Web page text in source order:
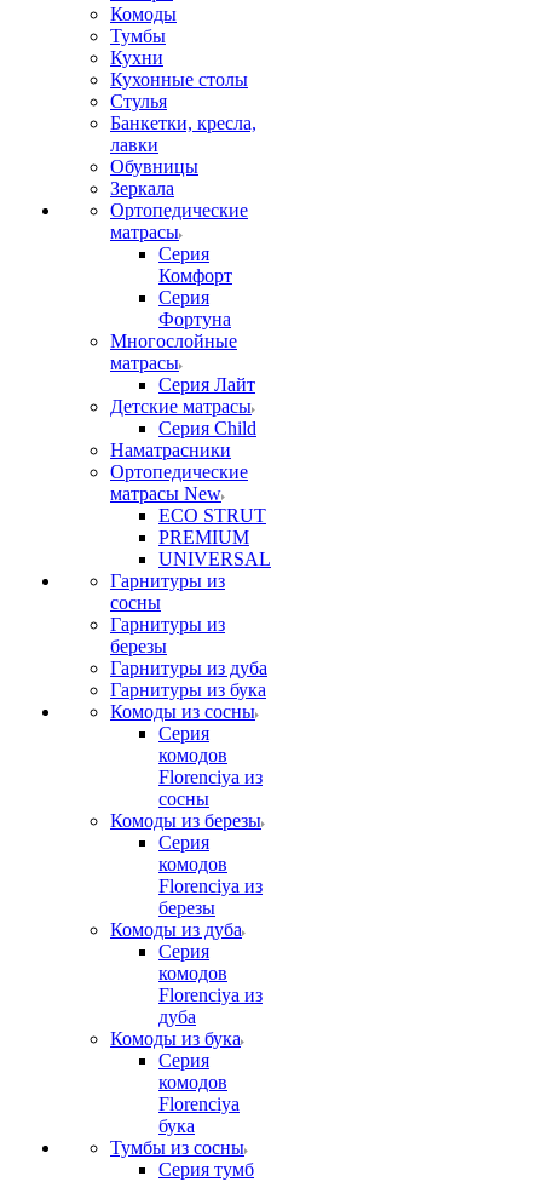
Комоды
Тумбы
Кухни
Кухонные столы
Стулья
Банкетки, кресла,
лавки
Обувницы
Зеркала
Ортопедические
матрасы
Серия
Комфорт
Серия
Фортуна
Многослойные
матрасы
Серия Лайт
Детские матрасы
Серия Child
Наматрасники
Ортопедические
матрасы New
ECO STRUT
PREMIUM
UNIVERSAL
Гарнитуры из
сосны
Гарнитуры из
березы
Гарнитуры из дуба
Гарнитуры из бука
Комоды из сосны
Серия
комодов
Florenciya из
сосны
Комоды из березы
Серия
комодов
Florenciya из
березы
Комоды из дуба
Серия
комодов
Florenciya из
дуба
Комоды из бука
Серия
комодов
Florenciya
бука
Тумбы из сосны
Серия тумб